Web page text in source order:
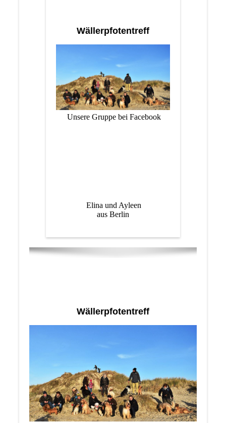
Wällerpfotentreff
Unsere Gruppe bei Facebook
Elina und Ayleen
aus Berlin
Wällerpfotentreff